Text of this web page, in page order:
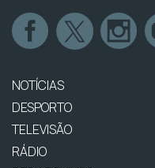
NOTÍCIAS
DESPORTO
TELEVISÃO
RÁDIO